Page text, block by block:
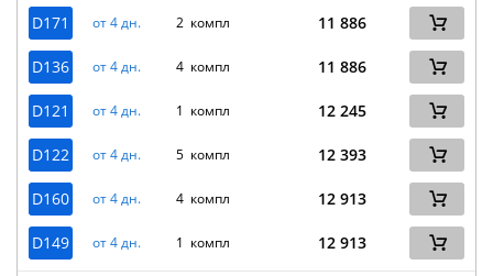
D171 от 4 дн. 2 компл 11 886
D136 от 4 дн. 4 компл 11 886
D121 от 4 дн. 1 компл 12 245
D122 от 4 дн. 5 компл 12 393
D160 от 4 дн. 4 компл 12 913
D149 от 4 дн. 1 компл 12 913